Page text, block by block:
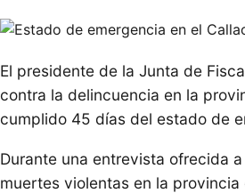
El presidente de la Junta de
contra la delincuencia en la
cumplido 45 días del estado de
Durante una entrevista ofrecida
muertes violentas en la